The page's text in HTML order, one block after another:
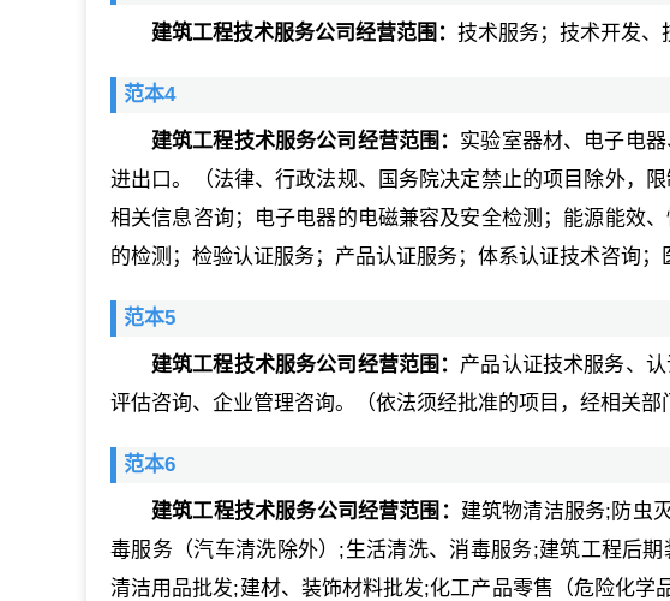
建筑工程技术服务公司经营范围： 技术服务；技术开发、
范本4
建筑工程技术服务公司经营范围： 实验室器材、电子电
进出口。（法律、行政法规、国务院决定禁止的项目除外，
相关信息咨询；电子电器的电磁兼容及安全检测；能源能效
的检测；检验认证服务；产品认证服务；体系认证技术咨询；
范本5
建筑工程技术服务公司经营范围： 产品认证技术服务、
评估咨询、企业管理咨询。（依法须经批准的项目，经相关部
范本6
建筑工程技术服务公司经营范围： 建筑物清洁服务;防虫
毒服务（汽车清洗除外）;生活清洗、消毒服务;建筑工程后
清洁用品批发;建材、装饰材料批发;化工产品零售（危险化